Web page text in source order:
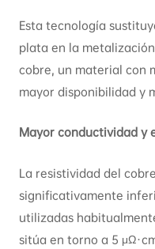
Esta tecnología
plata en la
cobre, un material con
mayor disponibilidad y
Mayor conductividad y
La resistividad del
significativamente
utilizadas
sitúa en torno a 5